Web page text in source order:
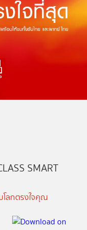
SMART
โลกตรงใจคุณ